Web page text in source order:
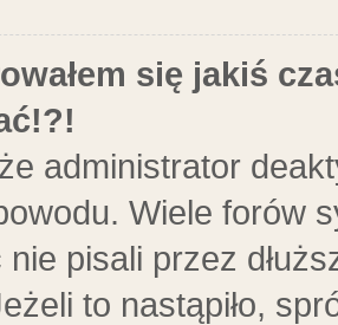
się jakiś
administrator
Wiele forów
nie pisali przez
to nastąpiło,